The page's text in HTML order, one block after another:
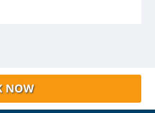
NOW